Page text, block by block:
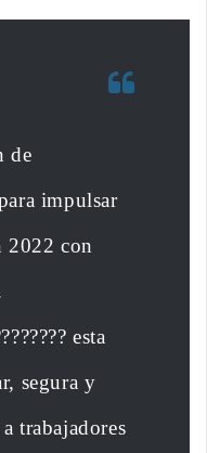
de
impulsar
2022 con
esta
segura y
trabajadores